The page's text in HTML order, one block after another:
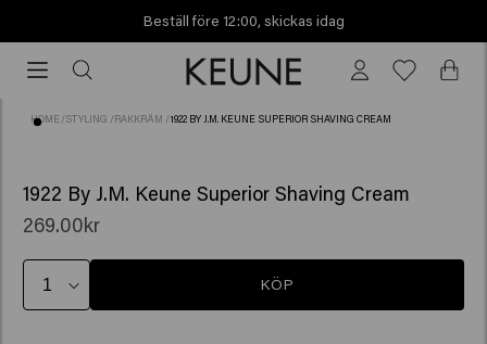
Beställ före 12:00, skickas idag
före
12:00,
HOME /STYLING /RAKKRÄM /1922 BY J.M. KEUNE SUPERIOR SHAVING CREAM
1922 By J.M. Keune Superior Shaving Cream
269.00kr
KÖP